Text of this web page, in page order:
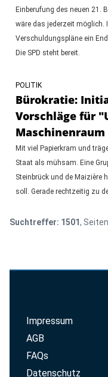
Einberufung des neuen 21.
wäre das jederzeit möglich.
Verschuldungspläne ein
Die SPD steht bereit.
POLITIK
Bürokratie:
Vorschläge für
Mit viel Papierkram und
Staat als mühsam. Eine
Steinbrück und de Maizière
soll. Gerade rechtzeitig zu
Suchtreffer: 1501,
Impressum
AGB
FAQs
Datenschutz